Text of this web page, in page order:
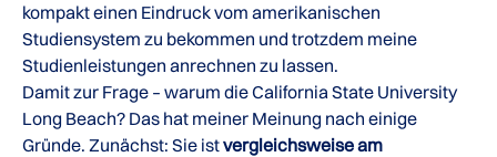
kompakt einen Eindruck vom amerikanischen
Studiensystem zu bekommen und trotzdem meine
Studienleistungen anrechnen zu lassen.
Damit zur Frage – warum die California State University
Long Beach? Das hat meiner Meinung nach einige
Gründe. Zunächst: Sie istvergleichsweise am